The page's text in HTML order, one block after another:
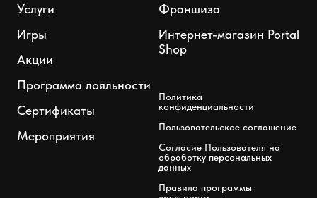
Услуги
Игры
Акции
Программа лояльности
Сертификаты
Мероприятия
Франшиза
Интернет-магазин Portal
Shop
Политика
конфиденциальности
Пользовательское соглашение
Согласие Пользователя на
обработку персональных
данных
Правила программы